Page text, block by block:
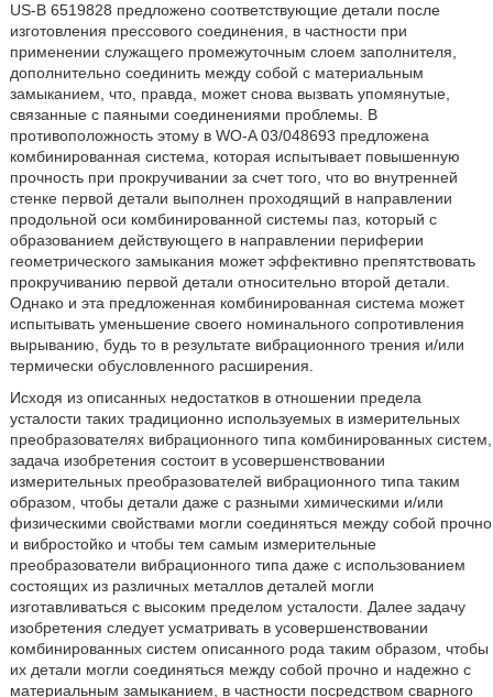
US-B 6519828 предложено соответствующие детали после
изготовления прессового соединения, в частности при
применении служащего промежуточным слоем заполнителя,
дополнительно соединить между собой с материальным
замыканием, что, правда, может снова вызвать упомянутые,
связанные с паяными соединениями проблемы. В
противоположность этому в WO-A 03/048693 предложена
комбинированная система, которая испытывает повышенную
прочность при прокручивании за счет того, что во внутренней
стенке первой детали выполнен проходящий в направлении
продольной оси комбинированной системы паз, который с
образованием действующего в направлении периферии
геометрического замыкания может эффективно препятствовать
прокручиванию первой детали относительно второй детали.
Однако и эта предложенная комбинированная система может
испытывать уменьшение своего номинального сопротивления
вырыванию, будь то в результате вибрационного трения и/или
термически обусловленного расширения.
Исходя из описанных недостатков в отношении предела
усталости таких традиционно используемых в измерительных
преобразователях вибрационного типа комбинированных систем,
задача изобретения состоит в усовершенствовании
измерительных преобразователей вибрационного типа таким
образом, чтобы детали даже с разными химическими и/или
физическими свойствами могли соединяться между собой прочно
и вибростойко и чтобы тем самым измерительные
преобразователи вибрационного типа даже с использованием
состоящих из различных металлов деталей могли
изготавливаться с высоким пределом усталости. Далее задачу
изобретения следует усматривать в усовершенствовании
комбинированных систем описанного рода таким образом, чтобы
их детали могли соединяться между собой прочно и надежно с
материальным замыканием, в частности посредством сварного